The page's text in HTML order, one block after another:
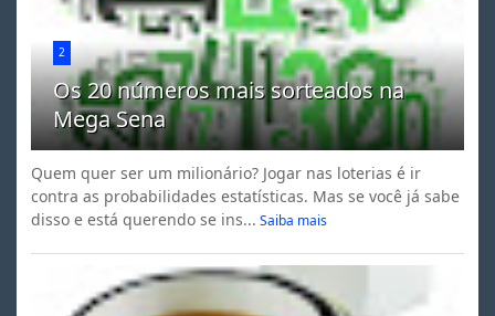
2
Os 20 números mais sorteados na
Mega Sena
Quem quer ser um milionário? Jogar nas loterias é ir
contra as probabilidades estatísticas. Mas se você já sabe
disso e está querendo se ins... Saiba mais